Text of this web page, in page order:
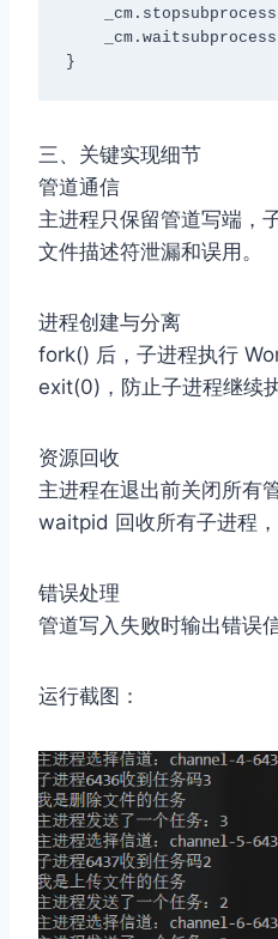
}
三、关键实现细节
管道通信
主进程只保留管道写端，
文件描述符泄漏和误用。
进程创建与分离
fork() 后，子进程执行
exit(0)，防止子进程继续
资源回收
主进程在退出前关闭所有
waitpid 回收所有子进程，
错误处理
管道写入失败时输出错误
运行截图：